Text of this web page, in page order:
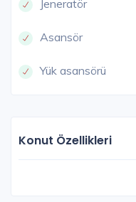
Jeneratör
Asansör
Yük asansörü
Konut Özellikleri